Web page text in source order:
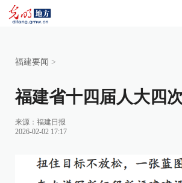
福建要闻 >
福建省十四届人大四
来源： 福建日报
2026-02-02 17:17